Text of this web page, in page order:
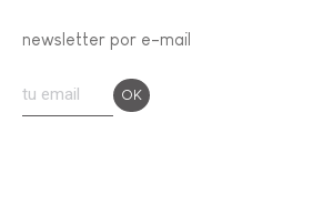
newsletter por e-mail